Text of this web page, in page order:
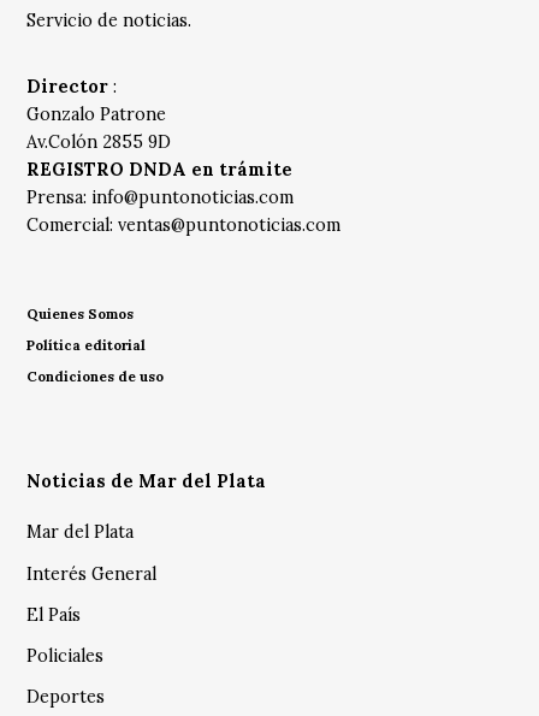
Servicio de noticias.
Director :
Gonzalo Patrone
Av.Colón 2855 9D
REGISTRO DNDA en trámite
Prensa: info@puntonoticias.com
Comercial:ventas@puntonoticias.com
Quienes Somos
Política editorial
Condiciones de uso
Noticias de Mar del Plata
Mar del Plata
Interés General
El País
Policiales
Deportes